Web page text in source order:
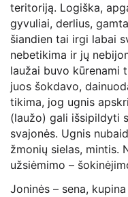
teritoriją. Logiška,
gyvuliai, derlius,
šiandien tai irgi labai
nebetikima ir jų
laužai buvo kūrenami
juos šokdavo,
tikima, jog ugnis
(laužo) gali išsipildyti
svajonės. Ugnis
žmonių sielas, mintis.
užsiėmimo –
Joninės – sena,